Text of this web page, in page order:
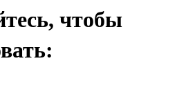
чтобы